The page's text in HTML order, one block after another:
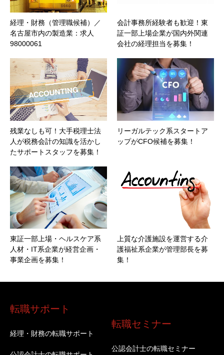
経理・財務（管理職候補）／
名古屋市内の製造業：求人
98000061
会計事務所経験者も歓迎！東
証一部上場企業が国内外関連
会社の経理担当を募集！
残業なしも可！大手税理士法
人が税務会計の知識を活かし
たサポートスタッフを募集！
リーガルテック系スタートア
ップがCFO候補を募集！
東証一部上場・ヘルスケア系
人材・IT系企業が経営企画・
事業企画を募集！
上質な介護施設を運営する介
護福祉系企業が管理部長を募
集！
転職サポート
経理・財務の転職サポート
転職セミナー
公認会計士の転職セミナー